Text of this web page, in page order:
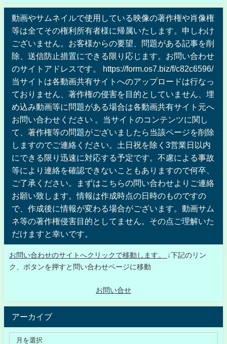
動画やサムネイルで使用している映像の著作権や肖像権
等は全てその権利所有者様に帰属いたします。申しわけ
ございません。お客様からの要望、問題がある記事を削
除、送信防止措置にできる限り応じます。お問い合わせ
のサイトアドレスです。 https://form.os7.biz/f/c82c6596/
当サイトは各動画共有サイトへのアップロードは行なっ
ておりません、著作権の侵害を目的としていません、埋
め込み動画等に問題がある場合は各動画共有サイト元へ
お問い合わせください 。当サイトのコンテンツに関し
て、著作権等の問題がございましたら当該ページを削除
しますのでご連絡ください。土日祝を除く3営業日以内
にできる限り迅速に対応する予定です。不慮による事故
等により連絡を確認できないこともありますので何卒、
ご了承ください。まずはこちらの問い合わせよりご連絡
お願い致します。情報は作成時点の日時のものですの
で、作成後に情報が変わる場合がございます。動画サム
ネ等の著作権侵害目的としてません。その点ご理解いた
だけますと幸いです。
お問い合わせのサイトへクリックで移動します。
↓下記のリン
ク、ボタンを押すと問い合わせページに移動
お問い合せ
アーカイブ